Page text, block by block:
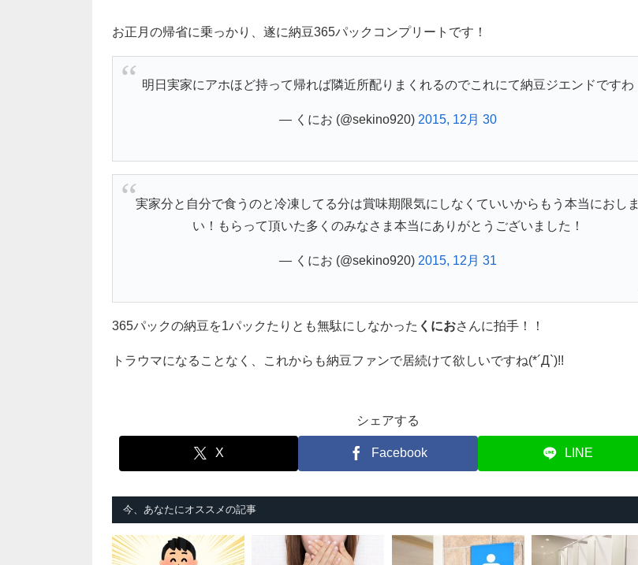
お正月の帰省に乗っかり、遂に納豆365パックコンプリートです！
明日実家にアホほど持って帰れば隣近所配りまくれるのでこれにて納豆ジエンドですわ
— くにお (@sekino920) 2015, 12月 30
実家分と自分で食うのと冷凍してる分は賞味期限気にしなくていいからもう本当におしま
い！もらって頂いた多くのみなさま本当にありがとうございました！
— くにお (@sekino920) 2015, 12月 31
365パックの納豆を1パックたりとも無駄にしなかった くにおさんに拍手！！
トラウマになることなく、これからも納豆ファンで居続けて欲しいですね(*´Д`)!!
シェアする
X Facebook LINE
今、あなたにオススメの記事